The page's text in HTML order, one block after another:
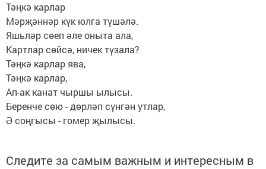
Тәңкә карлар
Мәрҗәннәр күк юлга түшәлә.
Яшьләр сөеп әле оныта ала,
Картлар сөйсә, ничек түзала?
Тәңкә карлар ява,
Тәңкә карлар,
Ап-ак канат чыршы ылысы.
Беренче сөю - дөрләп сүнгән утлар,
Ә соңгысы - гомер җылысы.
Следите за самым важным и интересным в